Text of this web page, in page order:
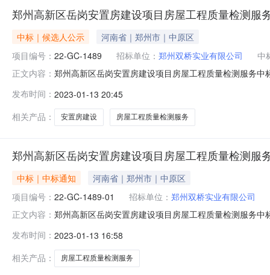
郑州高新区岳岗安置房建设项目房屋工程质量检测服
中标｜候选人公示
河南省｜郑州市｜中原区
项目编号： 22-GC-1489 招标单位： 郑州双桥实业有限公司
中
正文内容： 郑州高新区岳岗安置房建设项目房屋工程质量检测服务
置房建设项目房屋工程质量检测服务进行公开招标，按
房建设项目房屋工程质
发布时间： 2023-01-13 20:45
相关产品：
安置房建设 房屋工程质量检测服务
郑州高新区岳岗安置房建设项目房屋工程质量检测服
中标｜中标通知
河南省｜郑州市｜中原区
项目编号： 22-GC-1489-01 招标单位： 郑州双桥实业有限公司
正文内容： 郑州高新区岳岗安置房建设项目房屋工程质量检测服务
屋工程质量检测服务开标时间2023年01月05日其他内容
GC-1489-01中标人
发布时间： 2023-01-13 16:58
相关产品：
房屋工程质量检测服务